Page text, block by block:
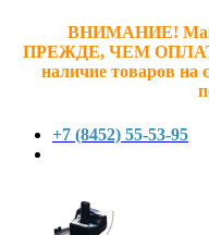
ВНИМАНИЕ!
ПРЕЖДЕ, ЧЕМ
наличие товаров на
+7 (8452) 55-53-95